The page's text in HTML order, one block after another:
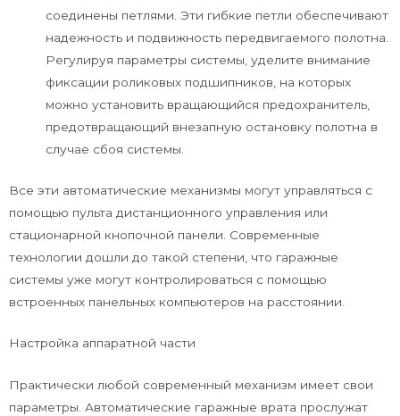
соединены петлями. Эти гибкие петли обеспечивают
надежность и подвижность передвигаемого полотна.
Регулируя параметры системы, уделите внимание
фиксации роликовых подшипников, на которых
можно установить вращающийся предохранитель,
предотвращающий внезапную остановку полотна в
случае сбоя системы.
Все эти автоматические механизмы могут управляться с
помощью пульта дистанционного управления или
стационарной кнопочной панели. Современные
технологии дошли до такой степени, что гаражные
системы уже могут контролироваться с помощью
встроенных панельных компьютеров на расстоянии.
Настройка аппаратной части
Практически любой современный механизм имеет свои
параметры. Автоматические гаражные врата прослужат